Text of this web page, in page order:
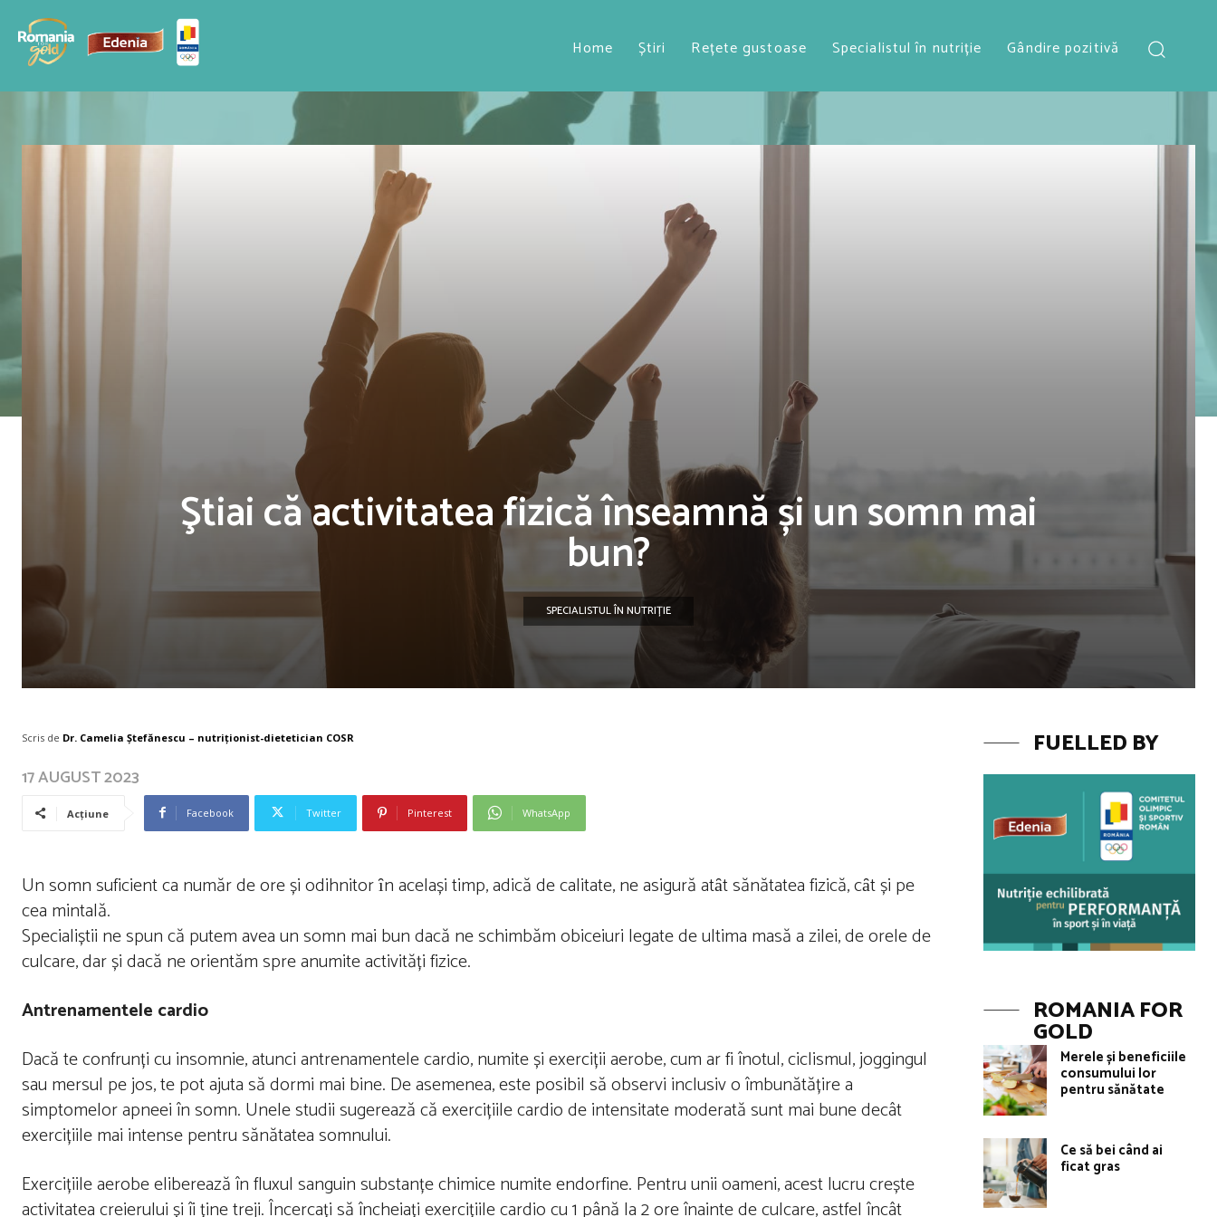
Home Știri Rețete gustoase Specialistul în nutriție Gândire pozitivă
Ştiai că activitatea fizică înseamnă și un somn mai
bun?
SPECIALISTUL ÎN NUTRIȚIE
Scris de Dr. Camelia Ștefănescu – nutriţionist-dietetician COSR
17 AUGUST 2023
Acțiune Facebook Twitter Pinterest WhatsApp
Un somn suficient ca număr de ore și odihnitor ȋn același timp, adică de calitate, ne asigură atȃt sănătatea fizică, cȃt și pe
cea mintală.
Specialiștii ne spun că putem avea un somn mai bun dacă ne schimbăm obiceiuri legate de ultima masă a zilei, de orele de
culcare, dar și dacă ne orientăm spre anumite activități fizice.
Antrenamentele cardio
Dacă te confrunți cu insomnie, atunci antrenamentele cardio, numite și exerciții aerobe, cum ar fi înotul, ciclismul, joggingul
sau mersul pe jos, te pot ajuta să dormi mai bine. De asemenea, este posibil să observi inclusiv o îmbunătățire a
simptomelor apneei în somn. Unele studii sugerează că exercițiile cardio de intensitate moderată sunt mai bune decât
exercițiile mai intense pentru sănătatea somnului.
Exercițiile aerobe eliberează în fluxul sanguin substanțe chimice numite endorfine. Pentru unii oameni, acest lucru crește
activitatea creierului și îi ține treji. Încercați să încheiați exercițiile cardio cu 1 până la 2 ore înainte de culcare, astfel încât
FUELLED BY
ROMANIA FOR
GOLD
Merele și beneficiile
consumului lor
pentru sănătate
Ce să bei când ai
ficat gras